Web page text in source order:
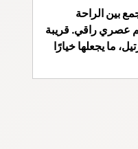
بين الراحة
عصري راقي. قريبة
ما يجعلها خيارًا